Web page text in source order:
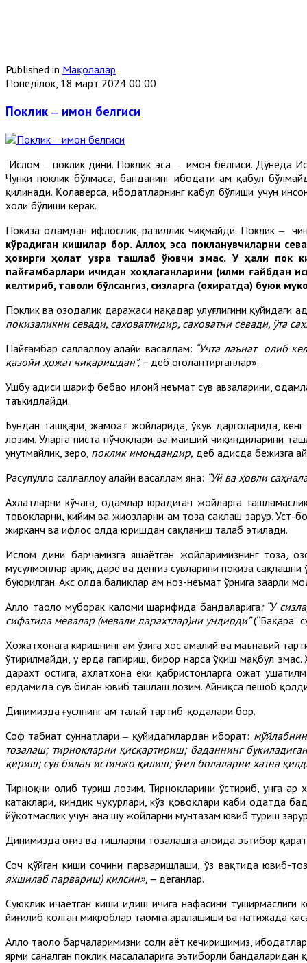
Published in Мақолалар
Понеділок, 18 март 2024 00:00
Поклик ‒ имон белгиси
Ислом ‒ поклик дини. Поклик эса ‒ имон белгиси. Дунёда
Чунки поклик бўлмаса, банданинг ибодати ҳам қабул
қилинади. Қолаверса, ибодатларнинг қабул бўлиши учун
холи бўлиши керак.
Покиза одамдан ифлослик, разиллик чиқмайди. Поклик ‒
кўрадиган кишилар бор. Аллоҳ эса покланувчиларни
ҳозирги ҳолат узра ташлаб қўювчи эмас. У ҳали пок
пайғамбарлари ичидан хоҳлаганларини (илми ғайбдан
келтириб, тақволи бўлсангиз, сизларга (охиратда) буюк
Поклик ва озодалик даражаси нақадар улуғлигини қуйидаги
покизаликни севади, саховатлидир, саховатни севади, ўта
Пайғамбар саллаллоҳу алайҳи васаллам: “Учта лаънат олиб
қазойи ҳожат чиқаришдан”, – деб огоҳлантирганлар».
Ушбу ҳадиси шариф бебаҳо илоҳий неъмат сув ҳавзаларини,
таъкидлайди.
Бундан ташқари, жамоат жойларида, ўқув даргоҳларида,
лозим. Уларга писта пўчоқлари ва маиший чиқиндиларини
унутмайлик, зеро, поклик имондандир, деб ҳадисда бежизга
Расулуллоҳ саллаллоҳу алайҳи васаллам яна: “Уй ва ҳовли
Ахлатларни кўчага, одамлар юрадиган жойларга
товоқларни, кийим ва жиҳозларни ҳам тоза сақлаш зарур. Уст-
жирканч ва ифлос ҳолда юришдан сақланиш талаб этилади.
Ислом дини барчамизга яшаётган жойларимизнинг тоза,
мусулмонлар ариқ, дарё ва денгиз сувларини покиза
буюрилган. Акс ҳолда балиқлар ҳам ноз-неъмат ўрнига заҳарли
Аллоҳ таоло муборак каломи шарифида бандаларига: “У
сифатида мевалар (мевали дарахтлар)ни ундирди”(“Бақара”
Ҳожатхонага киришнинг ҳам ўзига хос амалий ва маънавий
ўтирилмайди, у ерда гапириш, бирор нарса ўқиш мақбул эмас.
дарахт остига, ахлатхона ёки қабристонларга ҳожат
ёрдамида сув билан ювиб ташлаш лозим. Айниқса пешоб
Динимизда ғуслнинг ҳам талай тартиб-қодалари бор.
Соф табиат суннатлари ‒ қуйидагилардан иборат:
тозалаш; тирноқларни қисқартириш; баданнинг
қириш; сув билан истинжо қилиш; ўғил болаларни хатна
Тирноқни олиб туриш лозим. Тирноқларини ўстириб, унга
катаклари, киндик чуқурлари, кўз қовоқлари каби одатда
йўқотмаслик учун ана шу жойларни мунтазам ювиб туриш
Динимизда оғиз ва тишларни тозалашга алоҳида эътибор
Соч қўйган киши сочини парваришлаши, ўз вақтида ювиб-
яхшилаб парвариш) қилсин», ‒ деганлар.
Суюқлик ичаётган киши идиш ичига нафасини
йиғилиб қолган микроблар таомга аралашиши ва натижада
Аллоҳ таоло барчаларимизни солиҳ ҳаёт кечиришимиз,
ярми саналган поклик масалаларига эътиборли